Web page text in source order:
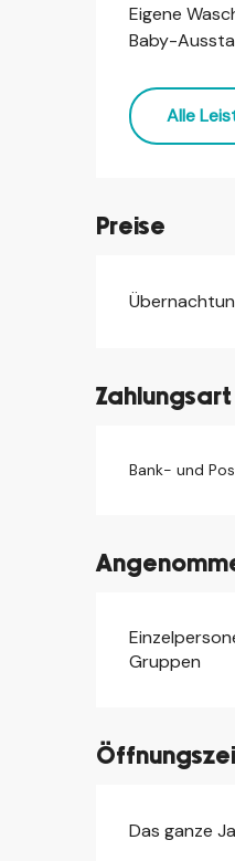
Eigene
Baby-
Alle
Preise
Preise 2026
Zahlungsart
Bank- und
Gruppen
Das ganze